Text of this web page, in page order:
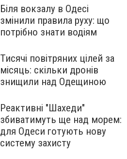
Біля вокзалу в Одесі
змінили правила руху: що
потрібно знати водіям
Тисячі повітряних цілей за
місяць: скільки дронів
знищили над Одещиною
Реактивні "Шахеди"
збиватимуть ще над морем:
для Одеси готують нову
систему захисту